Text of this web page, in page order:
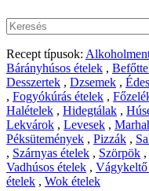
Recept típusok:
Bárányhúsos ételek ,
Desszertek , Dzsemek ,
, Fogyókúrás ételek ,
Halételek , Hidegtálak ,
Lekvárok , Levesek ,
Péksütemények , Pizzák ,
, Szárnyas ételek , Szörpök ,
Vadhúsos ételek , Vágykeltő
ételek , Wok ételek